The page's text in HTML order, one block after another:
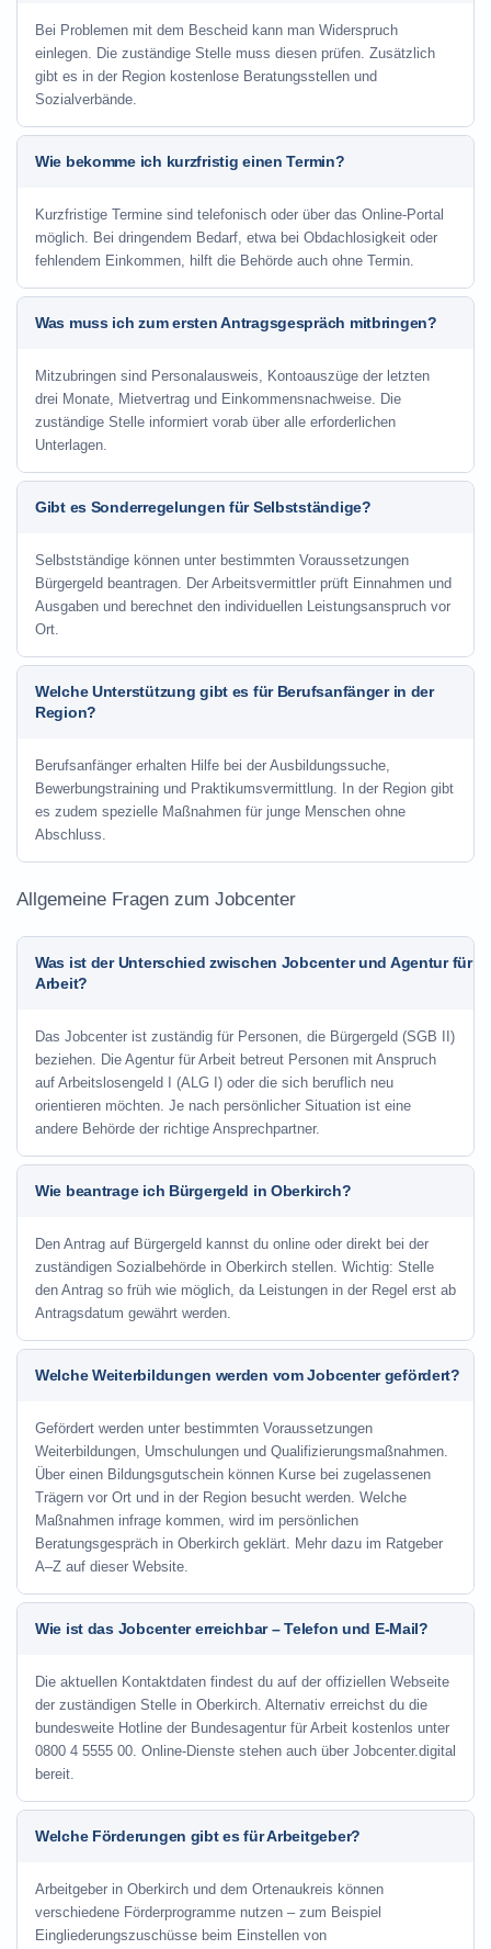
Bei Problemen mit dem Bescheid kann man Widerspruch
einlegen. Die zuständige Stelle muss diesen prüfen. Zusätzlich
gibt es in der Region kostenlose Beratungsstellen und
Sozialverbände.
Wie bekomme ich kurzfristig einen Termin?
Kurzfristige Termine sind telefonisch oder über das Online-Portal
möglich. Bei dringendem Bedarf, etwa bei Obdachlosigkeit oder
fehlendem Einkommen, hilft die Behörde auch ohne Termin.
Was muss ich zum ersten Antragsgespräch mitbringen?
Mitzubringen sind Personalausweis, Kontoauszüge der letzten
drei Monate, Mietvertrag und Einkommensnachweise. Die
zuständige Stelle informiert vorab über alle erforderlichen
Unterlagen.
Gibt es Sonderregelungen für Selbstständige?
Selbstständige können unter bestimmten Voraussetzungen
Bürgergeld beantragen. Der Arbeitsvermittler prüft Einnahmen und
Ausgaben und berechnet den individuellen Leistungsanspruch vor
Ort.
Welche Unterstützung gibt es für Berufsanfänger in der
Region?
Berufsanfänger erhalten Hilfe bei der Ausbildungssuche,
Bewerbungstraining und Praktikumsvermittlung. In der Region gibt
es zudem spezielle Maßnahmen für junge Menschen ohne
Abschluss.
Allgemeine Fragen zum Jobcenter
Was ist der Unterschied zwischen Jobcenter und Agentur für
Arbeit?
Das Jobcenter ist zuständig für Personen, die Bürgergeld (SGB II)
beziehen. Die Agentur für Arbeit betreut Personen mit Anspruch
auf Arbeitslosengeld I (ALG I) oder die sich beruflich neu
orientieren möchten. Je nach persönlicher Situation ist eine
andere Behörde der richtige Ansprechpartner.
Wie beantrage ich Bürgergeld in Oberkirch?
Den Antrag auf Bürgergeld kannst du online oder direkt bei der
zuständigen Sozialbehörde in Oberkirch stellen. Wichtig: Stelle
den Antrag so früh wie möglich, da Leistungen in der Regel erst ab
Antragsdatum gewährt werden.
Welche Weiterbildungen werden vom Jobcenter gefördert?
Gefördert werden unter bestimmten Voraussetzungen
Weiterbildungen, Umschulungen und Qualifizierungsmaßnahmen.
Über einen Bildungsgutschein können Kurse bei zugelassenen
Trägern vor Ort und in der Region besucht werden. Welche
Maßnahmen infrage kommen, wird im persönlichen
Beratungsgespräch in Oberkirch geklärt. Mehr dazu im Ratgeber
A–Z auf dieser Website.
Wie ist das Jobcenter erreichbar – Telefon und E-Mail?
Die aktuellen Kontaktdaten findest du auf der offiziellen Webseite
der zuständigen Stelle in Oberkirch. Alternativ erreichst du die
bundesweite Hotline der Bundesagentur für Arbeit kostenlos unter
0800 4 5555 00. Online-Dienste stehen auch über Jobcenter.digital
bereit.
Welche Förderungen gibt es für Arbeitgeber?
Arbeitgeber in Oberkirch und dem Ortenaukreis können
verschiedene Förderprogramme nutzen – zum Beispiel
Eingliederungszuschüsse beim Einstellen von